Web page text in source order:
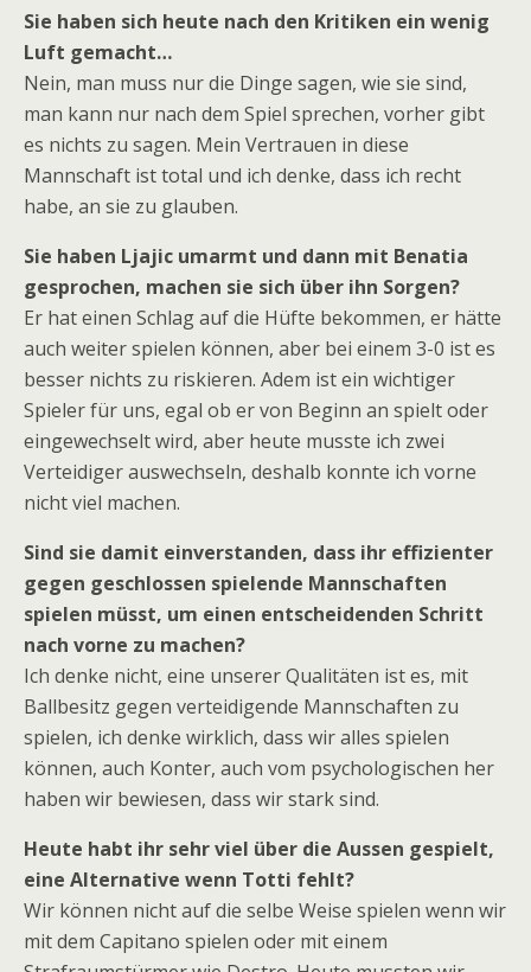
Sie haben sich heute nach den Kritiken ein wenig
Luft gemacht…
Nein, man muss nur die Dinge sagen, wie sie sind,
man kann nur nach dem Spiel sprechen, vorher gibt
es nichts zu sagen. Mein Vertrauen in diese
Mannschaft ist total und ich denke, dass ich recht
habe, an sie zu glauben.
Sie haben Ljajic umarmt und dann mit Benatia
gesprochen, machen sie sich über ihn Sorgen?
Er hat einen Schlag auf die Hüfte bekommen, er hätte
auch weiter spielen können, aber bei einem 3-0 ist es
besser nichts zu riskieren. Adem ist ein wichtiger
Spieler für uns, egal ob er von Beginn an spielt oder
eingewechselt wird, aber heute musste ich zwei
Verteidiger auswechseln, deshalb konnte ich vorne
nicht viel machen.
Sind sie damit einverstanden, dass ihr effizienter
gegen geschlossen spielende Mannschaften
spielen müsst, um einen entscheidenden Schritt
nach vorne zu machen?
Ich denke nicht, eine unserer Qualitäten ist es, mit
Ballbesitz gegen verteidigende Mannschaften zu
spielen, ich denke wirklich, dass wir alles spielen
können, auch Konter, auch vom psychologischen her
haben wir bewiesen, dass wir stark sind.
Heute habt ihr sehr viel über die Aussen gespielt,
eine Alternative wenn Totti fehlt?
Wir können nicht auf die selbe Weise spielen wenn wir
mit dem Capitano spielen oder mit einem